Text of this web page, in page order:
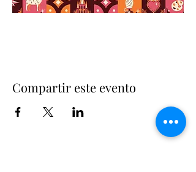
Compartir este evento